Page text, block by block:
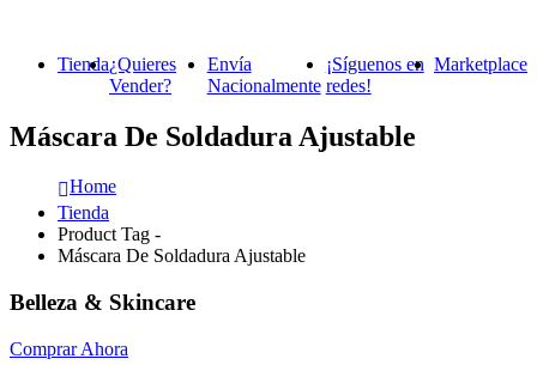
Tienda¿Quieres
Vender?
Envía
Nacionalmente
¡Síguenos en
redes!
Marketplace
Máscara De Soldadura Ajustable
Home
Tienda
Product Tag -
Máscara De Soldadura Ajustable
Belleza & Skincare
Comprar Ahora